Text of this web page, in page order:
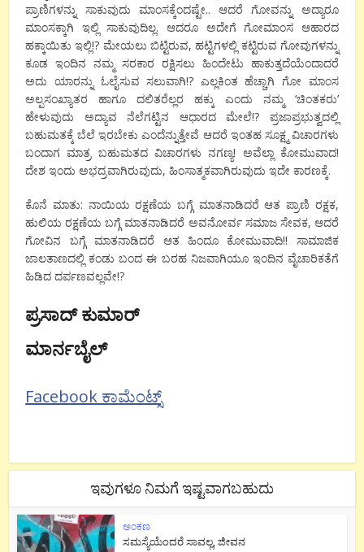
ಪ್ರಾಣಿಗಳನ್ನು ಸಾಕುವುದು ಮಾಂಸಕ್ಕೆಂದಷ್ಟೇ.. ಆದರೆ ಗೋವನ್ನು ಅದ್ಯಾರೂ
ಮಾಂಸಕ್ಕಾಗಿ ಇಲ್ಲಿ ಸಾಕುವುದಿಲ್ಲ. ಆದರೂ ಅದೇಗೆ ಗೋಮಾಂಸ ಆಹಾರದ
ಹಕ್ಕಾಯಿತು ಇಲ್ಲಿ!? ಮೇಯಲು ಬಿಟ್ಟಿರುವ, ಹಟ್ಟಿಗಳಲ್ಲಿ ಕಟ್ಟಿರುವ ಗೋವುಗಳನ್ನು
ಕೂಡ ಇಂದಿನ ನಮ್ಮ ಸರಕಾರ ರಕ್ಷಿಸಲು ಹಿಂದೇಟು ಹಾಕುತ್ತದೆಯೆಂದಾದರೆ
ಅದು ಯಾರನ್ನು ಓಲೈಸುವ ಸಲುವಾಗಿ!? ಎಲ್ಲಕಿಂತ ಹೆಚ್ಚಾಗಿ ಗೋ ಮಾಂಸ
ಅಲ್ಪಸಂಖ್ಯಾತರ ಹಾಗೂ ದಲಿತರೆಲ್ಲರ ಹಕ್ಕು ಎಂದು ನಮ್ಮ ‘ಚಿಂತಕರು’
ಹೇಳುವುದು ಅದ್ಯಾವ ನೆಲೆಗಟ್ಟಿನ ಆಧಾರದ ಮೇಲೆ!? ಪ್ರಜಾಪ್ರಭುತ್ವದಲ್ಲಿ
ಬಹುಮತಕ್ಕೆ ಬೆಲೆ ಇರಬೇಕು ಎಂದೆನ್ನುತ್ತೇವೆ ಆದರೆ ಇಂತಹ ಸೂಕ್ಷ್ಮ ವಿಚಾರಗಳು
ಬಂದಾಗ ಮಾತ್ರ ಬಹುಮತದ ವಿಚಾರಗಳು ನಗಣ್ಯ! ಅವೆಲ್ಲಾ ಕೋಮುವಾದ!
ದೇಶ ಇಂದು ಅಭದ್ರವಾಗಿರುವುದು, ಹಿಂಸಾತ್ಮಕವಾಗಿರುವುದು ಇದೇ ಕಾರಣಕ್ಕೆ.
ಕೊನೆ ಮಾತು: ನಾಯಿಯ ರಕ್ಷಣೆಯ ಬಗ್ಗೆ ಮಾತನಾಡಿದರೆ ಆತ ಪ್ರಾಣಿ ರಕ್ಷಕ,
ಹುಲಿಯ ರಕ್ಷಣೆಯ ಬಗ್ಗೆ ಮಾತನಾಡಿದರೆ ಅವನೋರ್ವ ಸಮಾಜ ಸೇವಕ, ಆದರೆ
ಗೋವಿನ ಬಗ್ಗೆ ಮಾತನಾಡಿದರೆ ಆತ ಹಿಂದೂ ಕೋಮುವಾದಿ!! ಸಾಮಾಜಿಕ
ಜಾಲತಾಣದಲ್ಲಿ ಕಂಡು ಬಂದ ಈ ಬರಹ ನಿಜವಾಗಿಯೂ ಇಂದಿನ ವೈಚಾರಿಕತೆಗೆ
ಹಿಡಿದ ದರ್ಪಣವಲ್ಲವೇ!?
ಪ್ರಸಾದ್‍ಕುಮಾರ್
ಮಾರ್ನಬೈಲ್
Facebook ಕಾಮೆಂಟ್ಸ್
ಇವುಗಳೂ ನಿಮಗೆ ಇಷ್ಟವಾಗಬಹುದು
ಅಂಕಣ
ಸಮಸ್ಯೆಯೆಂದರೆ ಸಾವಲ್ಲ, ಜೀವನ